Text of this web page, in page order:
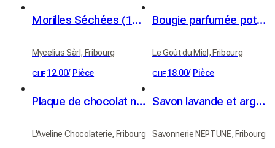
Morilles Séchées (10g)
Mycelius Sàrl, Fribourg
CHF 12.00/ Pièce
Bougie parfumée pot céramique "Nuit d'agrumes"
Le Goût du Miel, Fribourg
CHF 18.00/ Pièce
Plaque de chocolat noir - noisettes rôties & caramélisées
L'Aveline Chocolaterie, Fribourg
Savon lavande et argile blanche - bio
Savonnerie NEPTUNE, Fribourg